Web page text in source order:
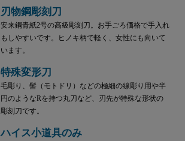
刃物鋼彫刻刀
安来鋼青紙2号の高級彫刻刀。お手ごろ価格で手入れ
もしやすいです。ヒノキ柄で軽く、女性にも向いて
います。
特殊変形刀
毛彫り、髻（モトドリ）などの極細の線彫り用や半
円のようなRを持つ丸刀など、刃先が特殊な形状の
彫刻刀です。
ハイス小道具のみ